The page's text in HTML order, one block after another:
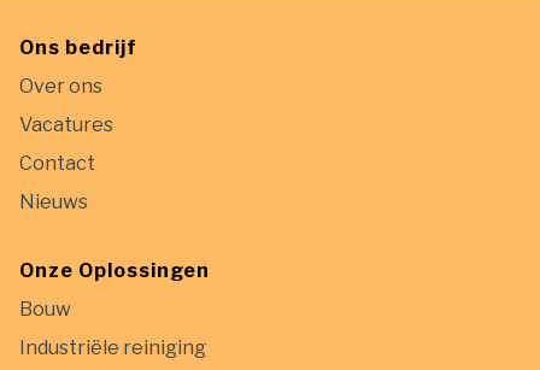
Ons bedrijf
Over ons
Vacatures
Contact
Nieuws
Onze Oplossingen
Bouw
Industriële reiniging